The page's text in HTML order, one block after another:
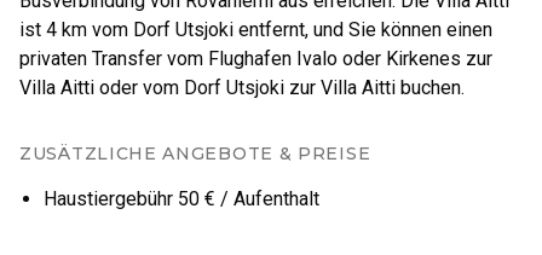
ist 4 km vom Dorf Utsjoki entfernt, und Sie können einen
privaten Transfer vom Flughafen Ivalo oder Kirkenes zur
Villa Aitti oder vom Dorf Utsjoki zur Villa Aitti buchen.
ZUSÄTZLICHE ANGEBOTE & PREISE
Haustiergebühr 50 € / Aufenthalt